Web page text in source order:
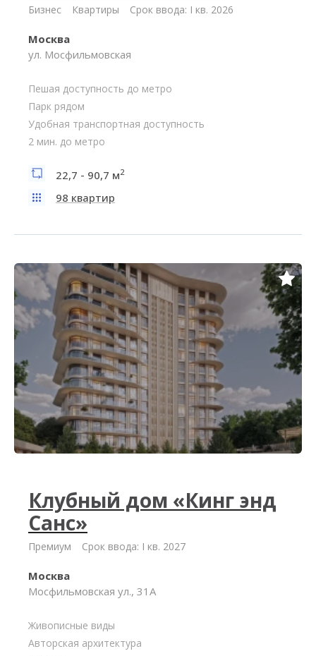
Бизнес Квартиры Срок ввода: I кв. 2026
Москва
ул. Мосфильмовская
Пешая доступность до метро
Парк рядом
Удобная транспортная доступность
2 мин. до метро
22,7 - 90,7 м2
98 квартир
Клубный дом «Кинг энд
Санс»
Премиум Срок ввода: I кв. 2027
Москва
Мосфильмовская ул., 31А
Живописные виды
Авторская архитектура